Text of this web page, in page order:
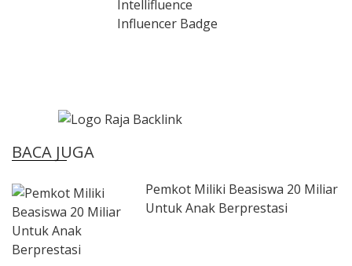
BACA JUGA
Pemkot Miliki Beasiswa 20 Miliar
Untuk Anak Berprestasi